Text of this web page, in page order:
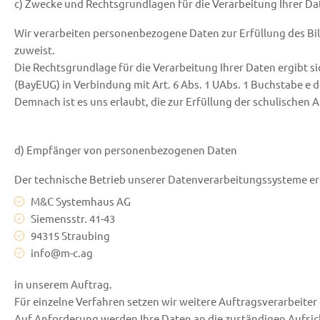
c) Zwecke und Rechtsgrundlagen für die Verarbeitung Ihrer
Wir verarbeiten personenbezogene Daten zur Erfüllung des
zuweist.
Die Rechtsgrundlage für die Verarbeitung Ihrer Daten ergibt
(BayEUG) in Verbindung mit Art. 6 Abs. 1 UAbs. 1 Buchstabe
Demnach ist es uns erlaubt, die zur Erfüllung der
d) Empfänger von personenbezogenen Daten
Der technische Betrieb unserer Datenverarbeitungssysteme
M&C Systemhaus AG
Siemensstr. 41-43
94315 Straubing
info@m-c.ag
in unserem Auftrag.
Für einzelne Verfahren setzen wir weitere Auftragsverarbeiter